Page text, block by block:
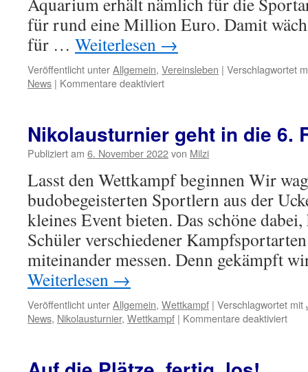
für rund eine Million Euro. Damit
für … Weiterlesen →
Veröffentlicht unterAllgemein, Vereinsleben | Verschlagwortet
News | Kommentare deaktiviertfür
für
die
Nikolausturnier geht in die 6.
Publiziert am 6. November 2022von Milzi
Lasst den Wettkampf beginnen Wir
budobegeisterten Sportlern aus der
kleines Event bieten. Das schöne
Schüler verschiedener
miteinander messen. Denn gekämpft
Weiterlesen →
Veröffentlicht unterAllgemein, Wettkampf | Verschlagwortet mit
News, Nikolausturnier, Wettkampf | Kommentare deaktiviertfür